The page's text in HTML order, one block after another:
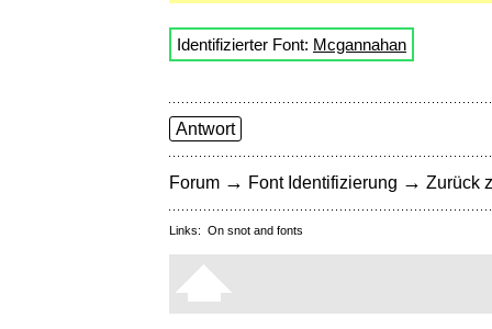
Identifizierter Font: Mcgannahan
Antwort
Forum → Font Identifizierung → Zurück
Links: On snot and fonts